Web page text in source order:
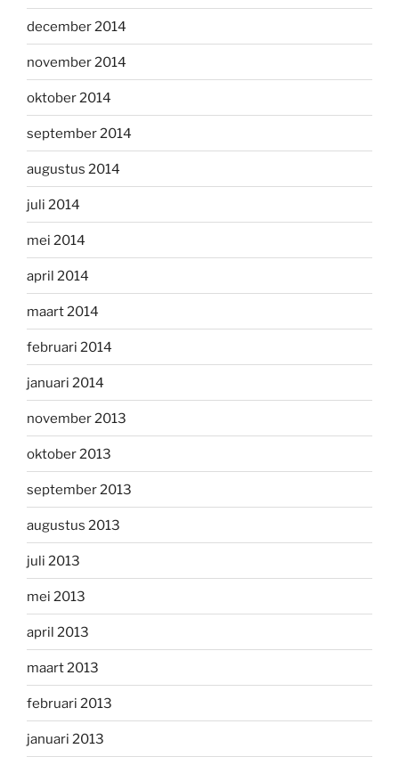
december 2014
november 2014
oktober 2014
september 2014
augustus 2014
juli 2014
mei 2014
april 2014
maart 2014
februari 2014
januari 2014
november 2013
oktober 2013
september 2013
augustus 2013
juli 2013
mei 2013
april 2013
maart 2013
februari 2013
januari 2013